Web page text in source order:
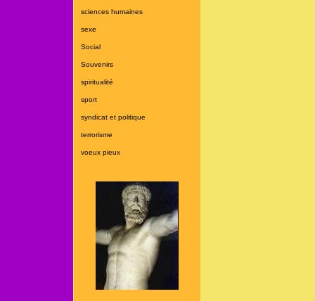
sciences humaines
sexe
Social
Souvenirs
spiritualité
sport
syndicat et politique
terrorisme
voeux pieux